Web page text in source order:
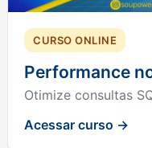
CURSO ONLINE
Performance
Otimize consultas
Acessar curso →